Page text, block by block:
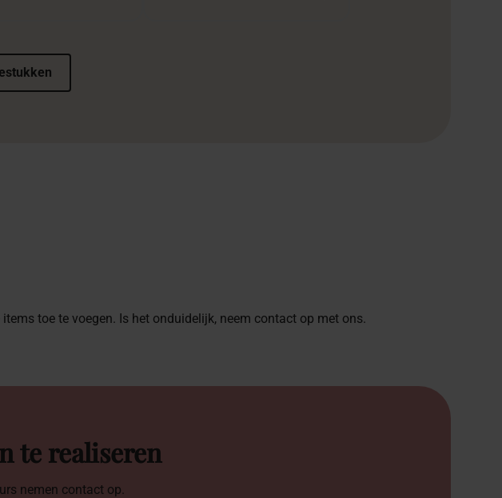
toe te voegen. Is het onduidelijk, neem contact op met ons.
te realiseren
nemen contact op.